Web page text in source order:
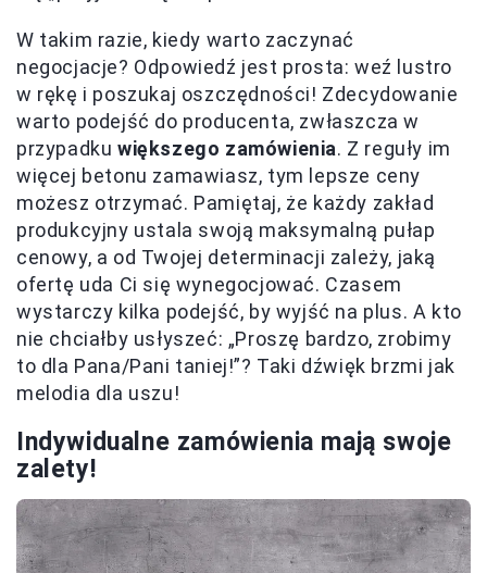
W takim razie, kiedy warto zaczynać
negocjacje? Odpowiedź jest prosta: weź lustro
w rękę i poszukaj oszczędności! Zdecydowanie
warto podejść do producenta, zwłaszcza w
przypadku większego zamówienia. Z reguły im
więcej betonu zamawiasz, tym lepsze ceny
możesz otrzymać. Pamiętaj, że każdy zakład
produkcyjny ustala swoją maksymalną pułap
cenowy, a od Twojej determinacji zależy, jaką
ofertę uda Ci się wynegocjować. Czasem
wystarczy kilka podejść, by wyjść na plus. A kto
nie chciałby usłyszeć: „Proszę bardzo, zrobimy
to dla Pana/Pani taniej!”? Taki dźwięk brzmi jak
melodia dla uszu!
Indywidualne zamówienia mają swoje
zalety!